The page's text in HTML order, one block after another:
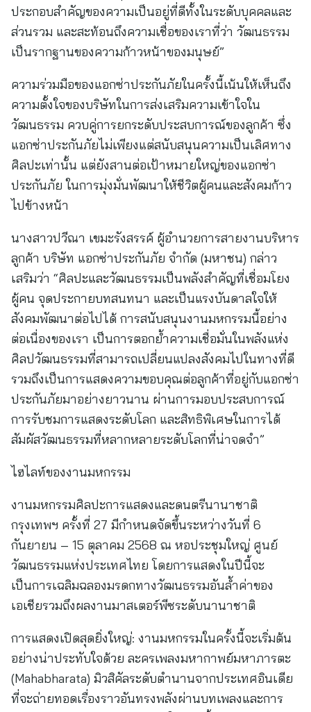
ประกอบสำคัญของความเป็นอยู่ที่ดีทั้งในระดับบุคคลและ
ส่วนรวม และสะท้อนถึงความเชื่อของเราที่ว่า วัฒนธรรม
เป็นรากฐานของความก้าวหน้าของมนุษย์”
ความร่วมมือของแอกซ่าประกันภัยในครั้งนี้เน้นให้เห็นถึง
ความตั้งใจของบริษัทในการส่งเสริมความเข้าใจใน
วัฒนธรรม ควบคู่การยกระดับประสบการณ์ของลูกค้า ซึ่ง
แอกซ่าประกันภัยไม่เพียงแต่สนับสนุนความเป็นเลิศทาง
ศิลปะเท่านั้น แต่ยังสานต่อเป้าหมายใหญ่ของแอกซ่า
ประกันภัย ในการมุ่งมั่นพัฒนาให้ชีวิตผู้คนและสังคมก้าว
ไปข้างหน้า
นางสาวปวีณา เขมะรังสรรค์ ผู้อำนวยการสายงานบริหาร
ลูกค้า บริษัท แอกซ่าประกันภัย จำกัด (มหาชน) กล่าว
เสริมว่า “ศิลปะและวัฒนธรรมเป็นพลังสำคัญที่เชื่อมโยง
ผู้คน จุดประกายบทสนทนา และเป็นแรงบันดาลใจให้
สังคมพัฒนาต่อไปได้ การสนับสนุนงานมหกรรมนี้อย่าง
ต่อเนื่องของเรา เป็นการตอกย้ำความเชื่อมั่นในพลังแห่ง
ศิลปวัฒนธรรมที่สามารถเปลี่ยนแปลงสังคมไปในทางที่ดี
รวมถึงเป็นการแสดงความขอบคุณต่อลูกค้าที่อยู่กับแอกซ่า
ประกันภัยมาอย่างยาวนาน ผ่านการมอบประสบการณ์
การรับชมการแสดงระดับโลก และสิทธิพิเศษในการได้
สัมผัสวัฒนธรรมที่หลากหลายระดับโลกที่น่าจดจำ”
ไฮไลท์ของงานมหกรรม
งานมหกรรมศิลปะการแสดงและดนตรีนานาชาติ
กรุงเทพฯ ครั้งที่ 27 มีกำหนดจัดขึ้นระหว่างวันที่ 6
กันยายน – 15 ตุลาคม 2568 ณ หอประชุมใหญ่ ศูนย์
วัฒนธรรมแห่งประเทศไทย โดยการแสดงในปีนี้จะ
เป็นการเฉลิมฉลองมรดกทางวัฒนธรรมอันล้ำค่าของ
เอเชียรวมถึงผลงานมาสเตอร์พีซระดับนานาชาติ
การแสดงเปิดสุดยิ่งใหญ่: งานมหกรรมในครั้งนี้จะเริ่มต้น
อย่างน่าประทับใจด้วย ละครเพลงมหากาพย์มหาภารตะ
(Mahabharata) มิวสิคัลระดับตำนานจากประเทศอินเดีย
ที่จะถ่ายทอดเรื่องราวอันทรงพลังผ่านบทเพลงและการ